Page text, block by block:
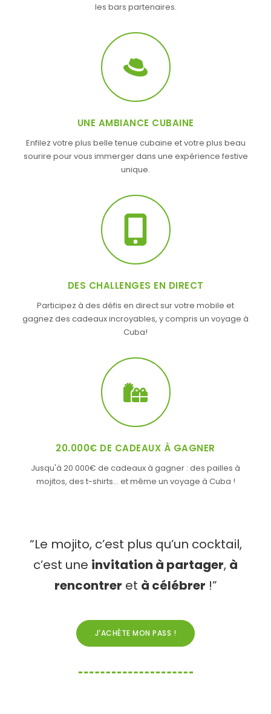
les bars partenaires.
UNE AMBIANCE CUBAINE
Enfilez votre plus belle tenue cubaine et votre plus beau
sourire pour vous immerger dans une expérience festive
unique.
DES CHALLENGES EN DIRECT
Participez à des défis en direct sur votre mobile et
gagnez des cadeaux incroyables, y compris un voyage à
Cuba!
20.000€ DE CADEAUX À GAGNER
Jusqu'à 20 000€ de cadeaux à gagner : des pailles à
mojitos, des t-shirts... et même un voyage à Cuba !
“Le mojito, c’est plus qu’un cocktail,
c’est une invitation à partager, à
rencontrer et à célébrer !”
J'ACHÈTE MON PASS !